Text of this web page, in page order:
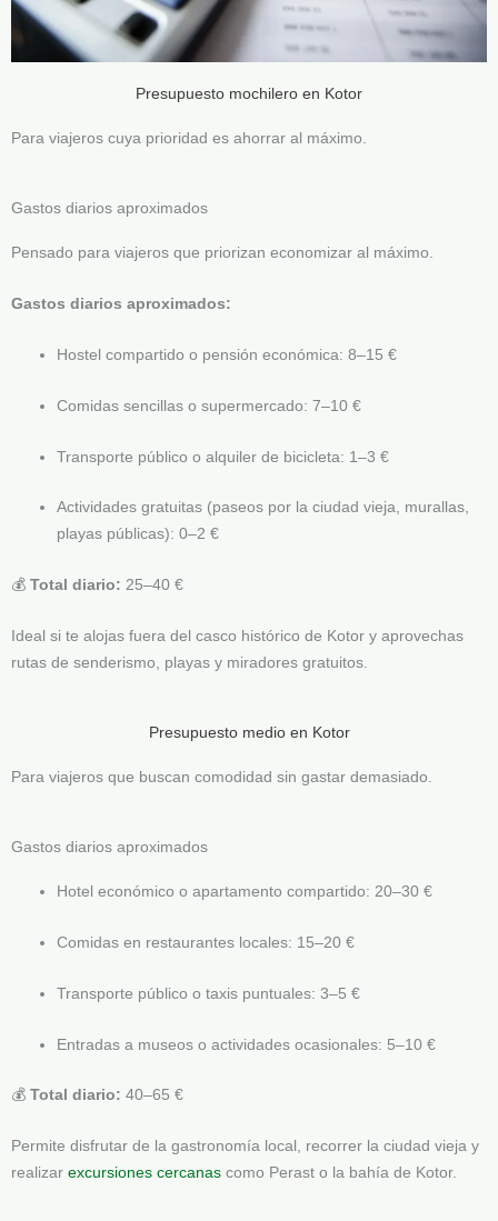
Presupuesto mochilero en Kotor
Para viajeros cuya prioridad es ahorrar al máximo.
Gastos diarios aproximados
Pensado para viajeros que priorizan economizar al máximo.
Gastos diarios aproximados:
Hostel compartido o pensión económica: 8–15 €
Comidas sencillas o supermercado: 7–10 €
Transporte público o alquiler de bicicleta: 1–3 €
Actividades gratuitas (paseos por la ciudad vieja, murallas,
playas públicas): 0–2 €
💰 Total diario: 25–40 €
Ideal si te alojas fuera del casco histórico de Kotor y aprovechas
rutas de senderismo, playas y miradores gratuitos.
Presupuesto medio en Kotor
Para viajeros que buscan comodidad sin gastar demasiado.
Gastos diarios aproximados
Hotel económico o apartamento compartido: 20–30 €
Comidas en restaurantes locales: 15–20 €
Transporte público o taxis puntuales: 3–5 €
Entradas a museos o actividades ocasionales: 5–10 €
💰 Total diario: 40–65 €
Permite disfrutar de la gastronomía local, recorrer la ciudad vieja y
realizar excursiones cercanas como Perast o la bahía de Kotor.